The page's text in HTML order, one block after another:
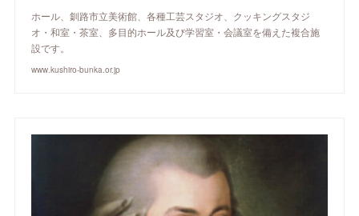
ホール、釧路市立美術館、各種工芸スタジオ、クッキングスタジ
オ・和室・茶室、多目的ホール及び学習室・会議室を備えた複合施
設です。
www.kushiro-bunka.or.jp